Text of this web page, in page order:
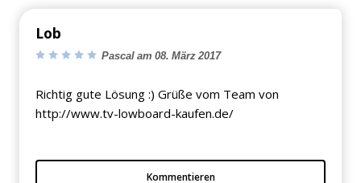
Lob
Pascal am 08. März 2017
Richtig gute Lösung :) Grüße vom Team von
http://www.tv-lowboard-kaufen.de/
Kommentieren